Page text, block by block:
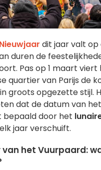
dit jaar valt op
duren de
Pas op 1 maart viert
quartier van Parijs de
groots opgezette stijl.
dat de datum van
bepaald door het
jaar verschuift.
van het Vuurpaard: